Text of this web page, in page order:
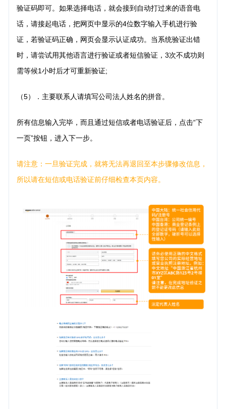
验证码即可。如果选择电话，就会接到自动打过来的语音电
话，请接起电话，把网页中显示的4位数字输入手机进行验
证，若验证码正确，网页会显示认证成功。当系统验证出错
时，请尝试用其他语言进行验证或者短信验证，3次不成功则
需等候1小时后才可重新验证;
（5）．主要联系人请填写公司法人姓名的拼音。
所有信息输入完毕，而且通过短信或者电话验证后，点击“下
一页”按钮，进入下一步。
请注意：一旦验证完成，就将无法再退回至本步骤修改信息，
所以请在短信或电话验证前仔细检查本页内容。